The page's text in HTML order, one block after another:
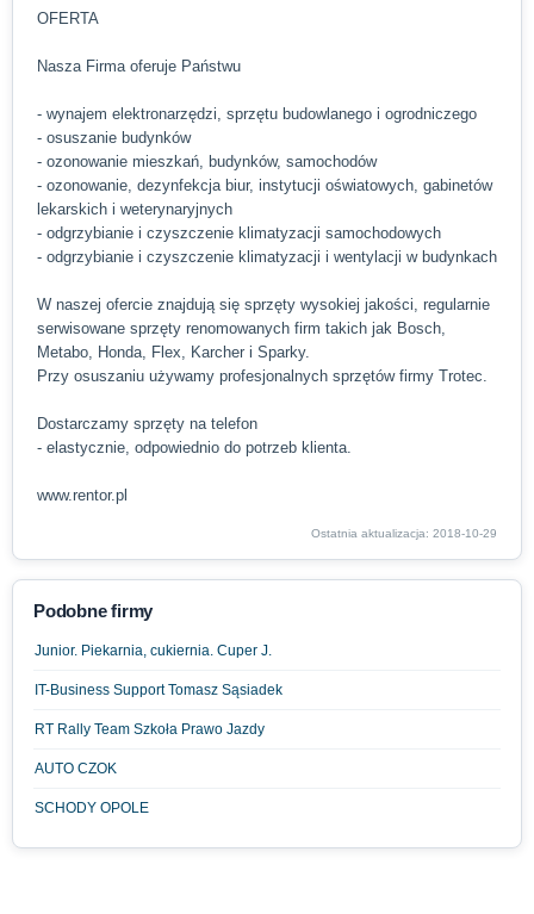
OFERTA
Nasza Firma oferuje Państwu
- wynajem elektronarzędzi, sprzętu budowlanego i ogrodniczego
- osuszanie budynków
- ozonowanie mieszkań, budynków, samochodów
- ozonowanie, dezynfekcja biur, instytucji oświatowych, gabinetów
lekarskich i weterynaryjnych
- odgrzybianie i czyszczenie klimatyzacji samochodowych
- odgrzybianie i czyszczenie klimatyzacji i wentylacji w budynkach
W naszej ofercie znajdują się sprzęty wysokiej jakości, regularnie
serwisowane sprzęty renomowanych firm takich jak Bosch,
Metabo, Honda, Flex, Karcher i Sparky.
Przy osuszaniu używamy profesjonalnych sprzętów firmy Trotec.
Dostarczamy sprzęty na telefon
- elastycznie, odpowiednio do potrzeb klienta.
www.rentor.pl
Ostatnia aktualizacja: 2018-10-29
Podobne firmy
Junior. Piekarnia, cukiernia. Cuper J.
IT-Business Support Tomasz Sąsiadek
RT Rally Team Szkoła Prawo Jazdy
AUTO CZOK
SCHODY OPOLE